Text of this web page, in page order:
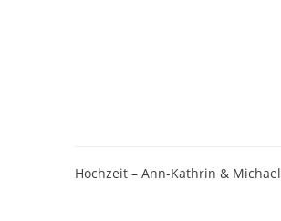
Hochzeit – Ann-Kathrin & Michael